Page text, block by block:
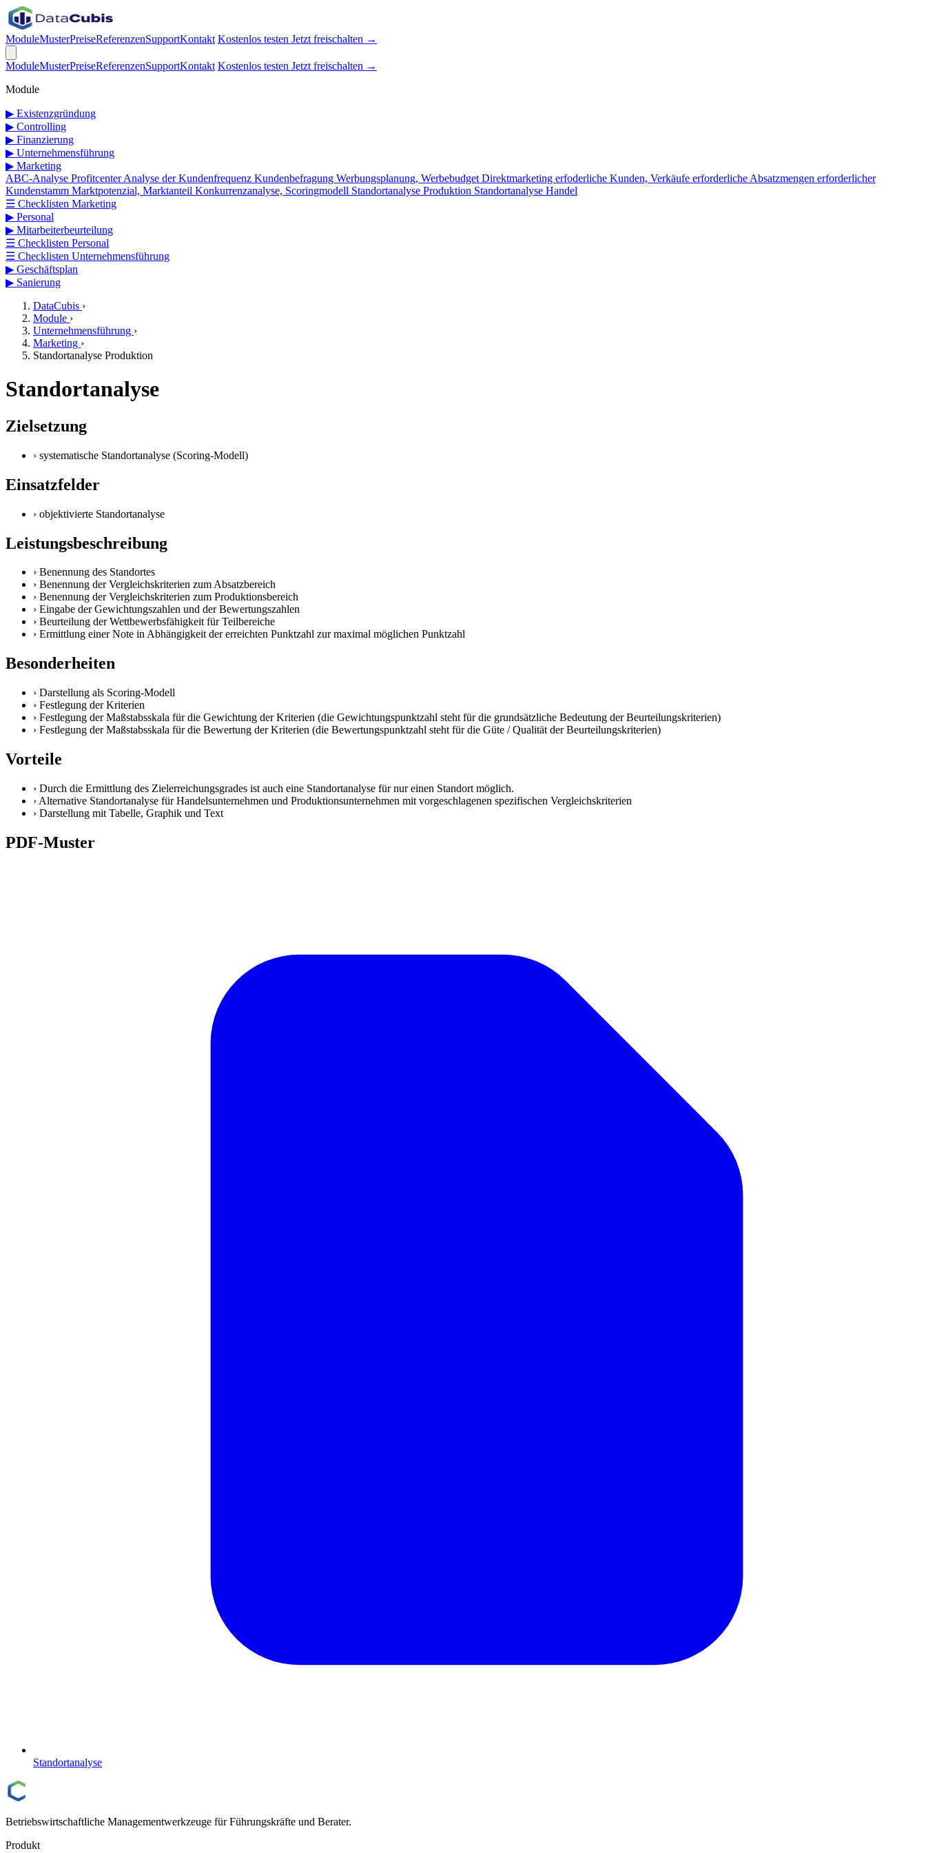
ModuleMusterPreiseReferenzenSupportKontakt Kostenlos testen Jetzt freischalten →
ModuleMusterPreiseReferenzenSupportKontakt Kostenlos testen Jetzt freischalten →
Module
▶ Existenzgründung
▶ Controlling
▶ Finanzierung
▶ Unternehmensführung
▶ Marketing
ABC-Analyse ProfitcenterAnalyse der Kundenfrequenz Kundenbefragung Werbungsplanung, Werbebudget Direktmarketing erfoderliche Kunden, Verkäufe erforderliche Absatzmengen erforderlicher
Kundenstamm Marktpotenzial, Marktanteil Konkurrenzanalyse, Scoringmodell Standortanalyse Produktion Standortanalyse Handel
☰ Checklisten Marketing
▶ Personal
▶ Mitarbeiterbeurteilung
☰ Checklisten Personal
☰ Checklisten Unternehmensführung
▶ Geschäftsplan
▶ Sanierung
DataCubis ›
Module ›
Unternehmensführung ›
Marketing ›
Standortanalyse Produktion
Standortanalyse
Zielsetzung
› systematische Standortanalyse (Scoring-Modell)
Einsatzfelder
› objektivierte Standortanalyse
Leistungsbeschreibung
› Benennung des Standortes
› Benennung der Vergleichskriterien zum Absatzbereich
› Benennung der Vergleichskriterien zum Produktionsbereich
› Eingabe der Gewichtungszahlen und der Bewertungszahlen
› Beurteilung der Wettbewerbsfähigkeit für Teilbereiche
› Ermittlung einer Note in Abhängigkeit der erreichten Punktzahl zur maximal möglichen Punktzahl
Besonderheiten
› Darstellung als Scoring-Modell
› Festlegung der Kriterien
› Festlegung der Maßstabsskala für die Gewichtung der Kriterien (die Gewichtungspunktzahl steht für die grundsätzliche Bedeutung der Beurteilungskriterien)
› Festlegung der Maßstabsskala für die Bewertung der Kriterien (die Bewertungspunktzahl steht für die Güte / Qualität der Beurteilungskriterien)
Vorteile
› Durch die Ermittlung des Zielerreichungsgrades ist auch eine Standortanalyse für nur einen Standort möglich.
› Alternative Standortanalyse für Handelsunternehmen und Produktionsunternehmen mit vorgeschlagenen spezifischen Vergleichskriterien
› Darstellung mit Tabelle, Graphik und Text
PDF-Muster
Standortanalyse
Betriebswirtschaftliche Managementwerkzeuge für Führungskräfte und Berater.
Produkt